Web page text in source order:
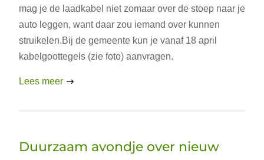
mag je de laadkabel niet zomaar over de stoep naar je
auto leggen, want daar zou iemand over kunnen
struikelen.Bij de gemeente kun je vanaf 18 april
kabelgoottegels (zie foto) aanvragen.
Lees meer
Duurzaam avondje over nieuw